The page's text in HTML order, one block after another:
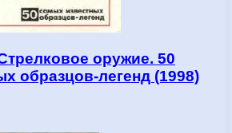
оружие. 50
образцов-легенд (1998)